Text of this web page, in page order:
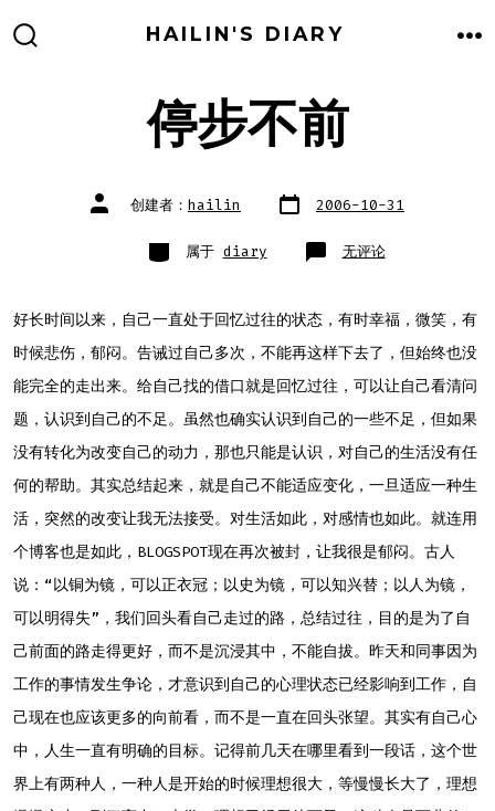
HAILIN'S DIARY
停步不前
文
章 创建者： hailin 文
章
2006-10-31
类
别 属于 diary 停
步
无评论
好长时间以来，自己一直处于回忆过往的状态，有时幸福，微笑，有
时候悲伤，郁闷。告诫过自己多次，不能再这样下去了，但始终也没
能完全的走出来。给自己找的借口就是回忆过往，可以让自己看清问
题，认识到自己的不足。虽然也确实认识到自己的一些不足，但如果
没有转化为改变自己的动力，那也只能是认识，对自己的生活没有任
何的帮助。其实总结起来，就是自己不能适应变化，一旦适应一种生
活，突然的改变让我无法接受。对生活如此，对感情也如此。就连用
个博客也是如此，BLOGSPOT现在再次被封，让我很是郁闷。古人
说：“以铜为镜，可以正衣冠；以史为镜，可以知兴替；以人为镜，
可以明得失”，我们回头看自己走过的路，总结过往，目的是为了自
己前面的路走得更好，而不是沉浸其中，不能自拔。昨天和同事因为
工作的事情发生争论，才意识到自己的心理状态已经影响到工作，自
己现在也应该更多的向前看，而不是一直在回头张望。其实有自己心
中，人生一直有明确的目标。记得前几天在哪里看到一段话，这个世
界上有两种人，一种人是开始的时候理想很大，等慢慢长大了，理想